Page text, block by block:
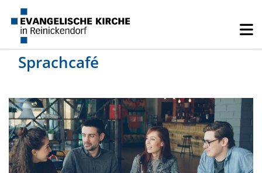
Sprachcafé